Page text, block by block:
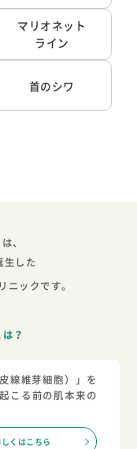
マリオネット
ライン
首のシワ
は、
生した
ニックです。
は？
線維芽細胞）」を
こる前の肌本来の
くはこちら